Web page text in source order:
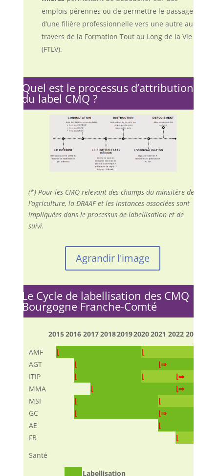
emplois pérennes ou de permettre le passage
d’une filière professionnelle vers une autre au
travers de la Formation Tout au Long de la Vie
(FTLV).
Quel est le processus d’attribution
du label CMQ ?
(*) Pour les CMQ relevant des champs du minsitère de
l’agriculture, la DRAAF et les instances associées sont
impliquées dans le processus de labellisation et de
suivi.
Agrandir l'image
Le Cycle de labellisation des CMQ
Bourgogne Franche-Comté
20152016 20172018201920202021 2022 2023
AMF
⌊ ⌊
AGT
⌊
⌊⇒
ITIP
⌊ ⌊
⌊⇒
MMA
⌊
⌊⇒
MSI
⌊ ⌊
GC
⌊ ⌊⇒
AE
⌊
FB
⌊
Santé
Labellisation